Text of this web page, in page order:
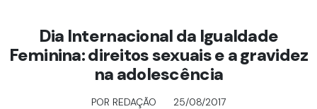
Dia Internacional da Igualdade
Feminina: direitos sexuais e a gravidez
na adolescência
POR REDAÇÃO 25/08/2017